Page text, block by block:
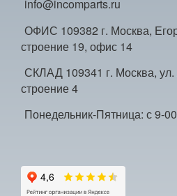
info@incomparts.ru
ОФИС 109382 г. Москва,
строение 19, офис 14
СКЛАД 109341 г. Москва,
строение 4
Понедельник-Пятница: с 9-